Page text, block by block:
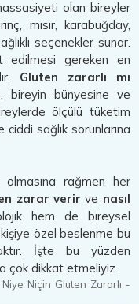
olan bireyler
mısır, karabuğday,
seçenekler sunar.
edilmesi gereken en
Gluten zararlı mı
bireyin bünyesine ve
ölçülü tüketim
sağlık sorunlarına
rağmen her
zarar verir ve nasıl
hem de bireysel
kişiye özel beslenme bu
İşte bu yüzden
çok dikkat etmeliyiz.
Niye Niçin Gluten Zararlı -